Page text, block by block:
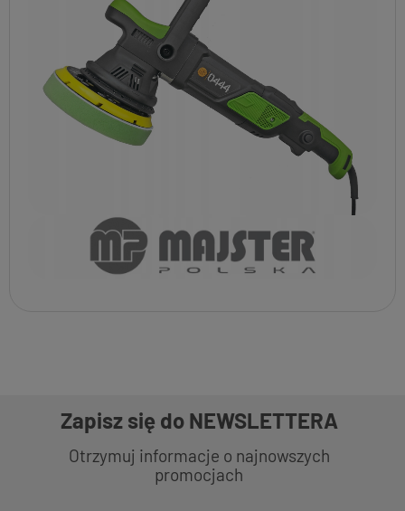
Zapisz się do NEWSLETTERA
Otrzymuj informacje o najnowszych
promocjach